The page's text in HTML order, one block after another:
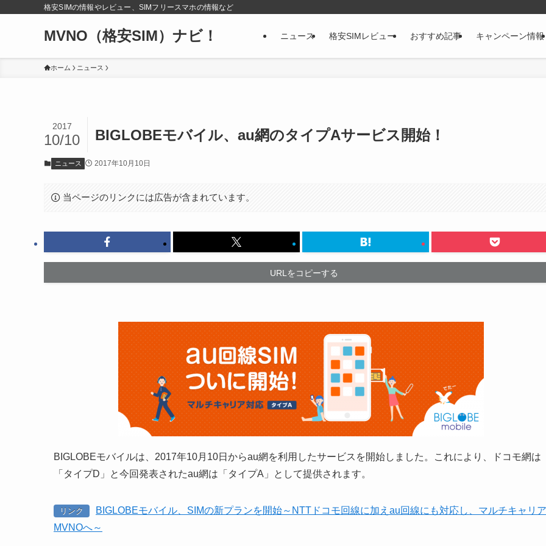
格安SIMの情報やレビュー、SIMフリースマホの情報など
MVNO（格安SIM）ナビ！ ニュース 格安SIMレビュー おすすめ記事 キャンペーン情報
ホーム ニュース
BIGLOBEモバイル、au網のタイプAサービス開始！
2017
10/10
ニュース 2017年10月10日
当ページのリンクには広告が含まれています。
URLをコピーする
BIGLOBEモバイルは、2017年10月10日からau網を利用したサービスを開始しました。これにより、ドコモ網は
「タイプD」と今回発表されたau網は「タイプA」として提供されます。
リンク
BIGLOBEモバイル、SIMの新プランを開始～NTTドコモ回線に加えau回線にも対応し、マルチキャリア
MVNOへ～